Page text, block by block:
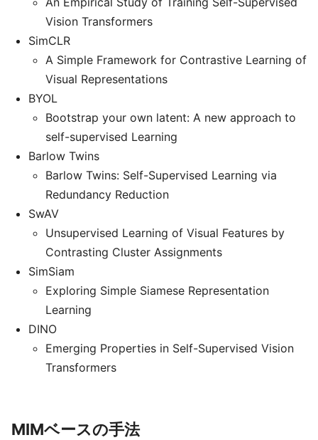
Vision Transformers
SimCLR
A Simple Framework for Contrastive Learning of
Visual Representations
BYOL
Bootstrap your own latent: A new approach to
self-supervised Learning
Barlow Twins
Barlow Twins: Self-Supervised Learning via
Redundancy Reduction
SwAV
Unsupervised Learning of Visual Features by
Contrasting Cluster Assignments
SimSiam
Exploring Simple Siamese Representation
Learning
DINO
Emerging Properties in Self-Supervised Vision
Transformers
MIMベースの手法